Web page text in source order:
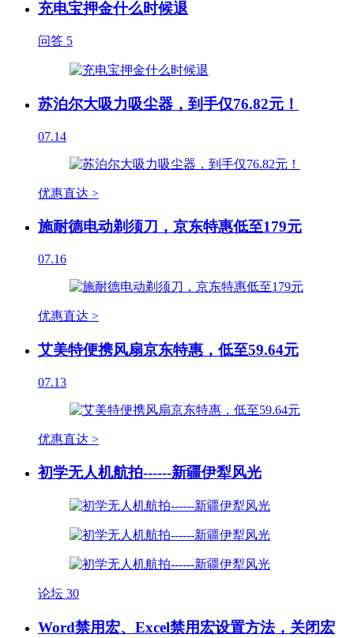
充电宝押金什么时候退
问答 5
苏泊尔大吸力吸尘器，到手仅76.82元！
07.14
优惠直达 >
施耐德电动剃须刀，京东特惠低至179元
07.16
优惠直达 >
艾美特便携风扇京东特惠，低至59.64元
07.13
优惠直达 >
初学无人机航拍------新疆伊犁风光
论坛 30
Word禁用宏、Excel禁用宏设置方法，关闭宏